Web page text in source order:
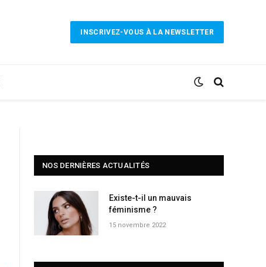
INSCRIVEZ-VOUS À LA NEWSLETTER
NOS DERNIÈRES ACTUALITÉS
Existe-t-il un mauvais
féminisme ?
15 novembre 2022